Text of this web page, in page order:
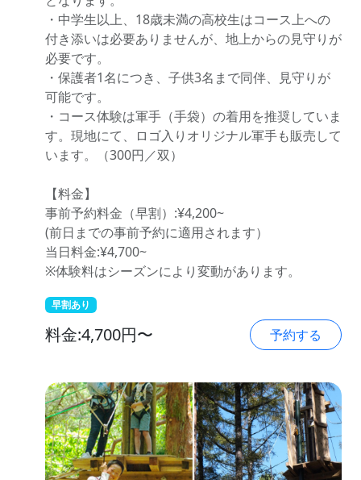
・中学生以上、18歳未満の高校生はコース上への
付き添いは必要ありませんが、地上からの見守りが
必要です。
・保護者1名につき、子供3名まで同伴、見守りが
可能です。
・コース体験は軍手（手袋）の着用を推奨していま
す。現地にて、ロゴ入りオリジナル軍手も販売して
います。（300円／双）
【料金】
事前予約料金（早割）:¥4,200~
(前日までの事前予約に適用されます）
当日料金:¥4,700~
※体験料はシーズンにより変動があります。
早割あり
料金:4,700円〜 予約する